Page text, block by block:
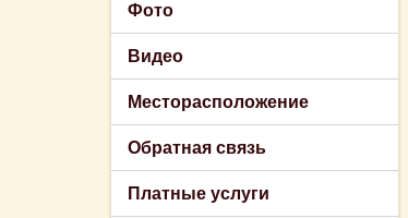
Фото
Видео
Месторасположение
Обратная связь
Платные услуги